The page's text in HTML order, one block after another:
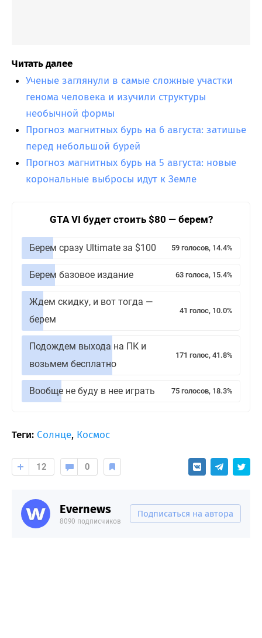
Читать далее
Ученые заглянули в самые сложные участки
генома человека и изучили структуры
необычной формы
Прогноз магнитных бурь на 6 августа: затишье
перед небольшой бурей
Прогноз магнитных бурь на 5 августа: новые
корональные выбросы идут к Земле
GTA VI будет стоить $80 — берем?
Берем сразу Ultimate за $100 59 голосов, 14.4%
Берем базовое издание 63 голоса, 15.4%
Ждем скидку, и вот тогда —
берем
41 голос, 10.0%
Подождем выхода на ПК и
возьмем бесплатно
171 голос, 41.8%
Вообще не буду в нее играть 75 голосов, 18.3%
Теги: Солнце, Космос
12 0
Evernews
8090 подписчиков
Подписаться на автора